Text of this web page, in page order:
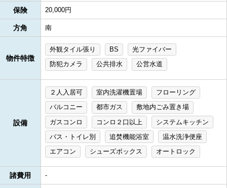
保険 20,000円
方角 南
物件特徴
外観タイル張り BS
光ファイバー
防犯カメラ
公共排水 公営水道
設備
２人入居可 室内洗濯機置場
フローリング
バルコニー
都市ガス
敷地内ごみ置き場
ガスコンロ
コンロ２口以上
システムキッチン
バス・トイレ別
追焚機能浴室
温水洗浄便座
エアコン
シューズボックス オートロック
諸費用 -